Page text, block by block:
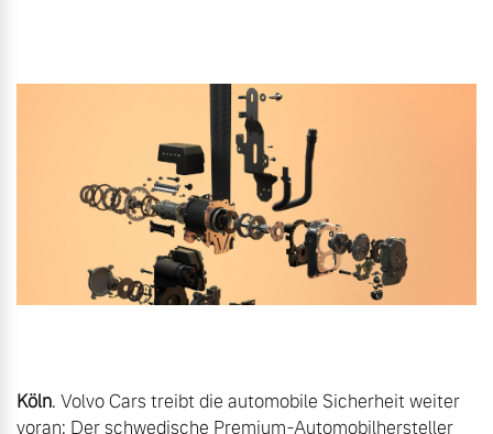
Aktuelle Serviceangebote
Service by Volvo
Köln. Volvo Cars treibt die automobile Sicherheit weiter
voran: Der schwedische Premium-Automobilhersteller